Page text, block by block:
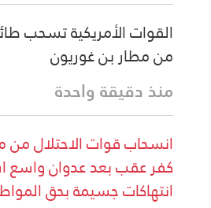
القوات الأمريكية تسحب
من مطار بن غوريون
منذ دقيقة واحدة
انسحاب قوات الاحتلال من
كفر عقب بعد عدوان واسع
انتهاكات جسيمة بحق